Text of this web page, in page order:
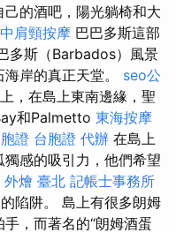
的酒吧，陽光躺椅和大
肩頸按摩 巴巴多斯這部
多斯（Barbados）風景
岸的真正天堂。 seo公
，在島上東南邊緣，聖
和Palmetto 東海按摩
證 台胞證 代辦 在島上
感的吸引力，他們希望
外燴 臺北 記帳士事務所
陷阱。 島上有很多朗姆
，而著名的“朗姆酒蛋